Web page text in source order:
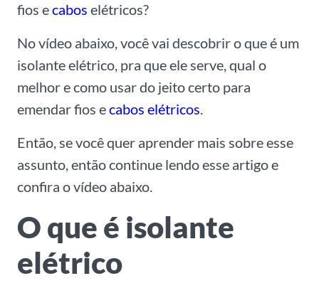
fios ecabos elétricos?
No vídeo abaixo, você vai descobrir o que é um
isolante elétrico, pra que ele serve, qual o
melhor e como usar do jeito certo para
emendar fios ecabos elétricos.
Então, se você quer aprender mais sobre esse
assunto, então continue lendo esse artigo e
confira o vídeo abaixo.
O que é isolante
elétrico